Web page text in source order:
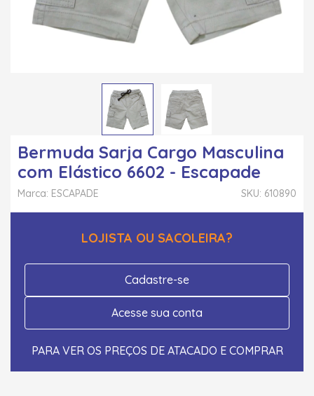
Bermuda Sarja Cargo Masculina
com Elástico 6602 - Escapade
SKU: 610890
Marca: ESCAPADE
LOJISTA OU SACOLEIRA?
Cadastre-se
Acesse sua conta
PARA VER OS PREÇOS DE ATACADO E COMPRAR